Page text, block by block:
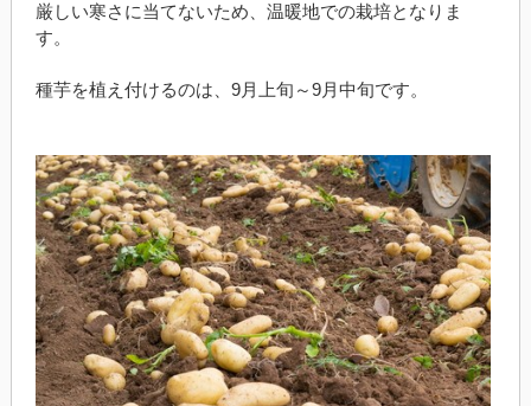
厳しい寒さに当てないため、温暖地での栽培となりま
す。
種芋を植え付けるのは、9月上旬～9月中旬です。